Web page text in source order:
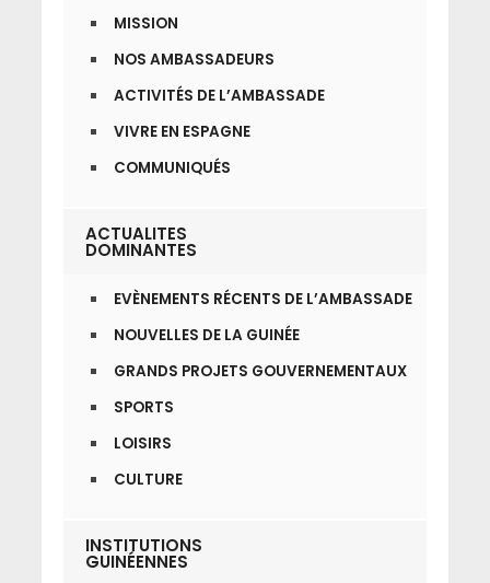
MISSION
NOS AMBASSADEURS
ACTIVITÉS DE L’AMBASSADE
VIVRE EN ESPAGNE
COMMUNIQUÉS
ACTUALITES
DOMINANTES
EVÈNEMENTS RÉCENTS DE L’AMBASSADE
NOUVELLES DE LA GUINÉE
GRANDS PROJETS GOUVERNEMENTAUX
SPORTS
LOISIRS
CULTURE
INSTITUTIONS
GUINÉENNES